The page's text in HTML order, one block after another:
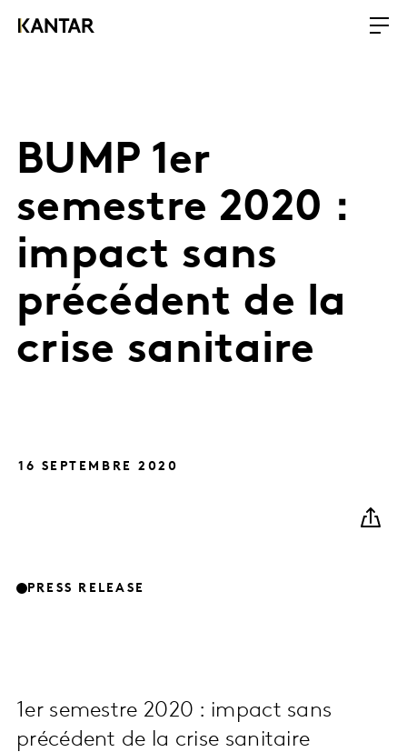
BUMP 1er
semestre 2020 :
impact sans
précédent de la
crise sanitaire
16 SEPTEMBRE 2020
PRESS RELEASE
1er semestre 2020 : impact sans
précédent de la crise sanitaire